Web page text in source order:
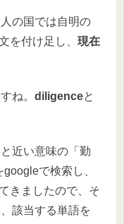
の国では自明の
を付け足し、 現在
ね。 diligenceと
近い意味の「勤
で検索し、
きましたので、そ
該当する単語を